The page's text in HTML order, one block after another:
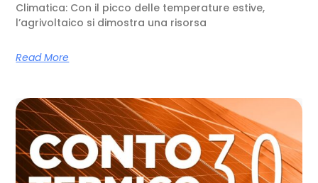
Climatica: Con il picco delle temperature estive,
l’agrivoltaico si dimostra una risorsa
Read More